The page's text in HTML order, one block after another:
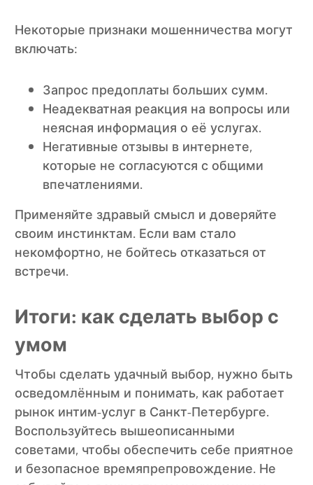
Некоторые признаки мошенничества могут
включать:
Запрос предоплаты больших сумм.
Неадекватная реакция на вопросы или
неясная информация о её услугах.
Негативные отзывы в интернете,
которые не согласуются с общими
впечатлениями.
Применяйте здравый смысл и доверяйте
своим инстинктам. Если вам стало
некомфортно, не бойтесь отказаться от
встречи.
Итоги: как сделать выбор с
умом
Чтобы сделать удачный выбор, нужно быть
осведомлённым и понимать, как работает
рынок интим-услуг в Санкт-Петербурге.
Воспользуйтесь вышеописанными
советами, чтобы обеспечить себе приятное
и безопасное времяпрепровождение. Не